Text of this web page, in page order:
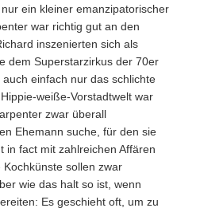
ein kleiner emanzipatorischer
war richtig gut an den
inszenierten sich als
dem Superstarzirkus der 70er
einfach nur das schlichte
weiße-Vorstadtwelt war
zwar überall
Ehemann suche, für den sie
in fact mit zahlreichen Affären
sollen zwar
wie das halt so ist, wenn
Es geschieht oft, um zu